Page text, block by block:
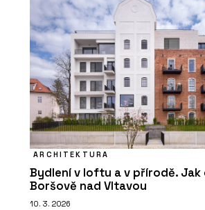
ARCHITEKTURA
Bydlení v loftu a v přírodě. Jak
Boršově nad Vltavou
10. 3. 2026